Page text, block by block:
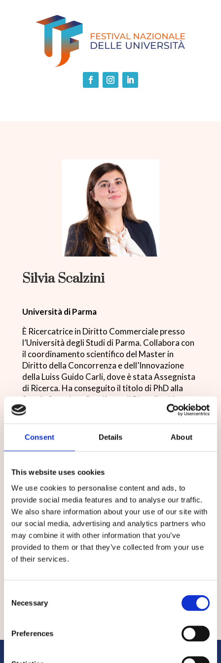
Consent Details About
This website uses cookies
We use cookies to personalise content and ads, to
provide social media features and to analyse our traffic.
We also share information about your use of our site with
our social media, advertising and analytics partners who
may combine it with other information that you’ve
provided to them or that they’ve collected from your use
of their services.
Selection
Necessary
Preferences
Silvia Scalzini
Università di Parma
È Ricercatrice in Diritto Commerciale presso
l’Università degli Studi di Parma. Collabora con
il coordinamento scientifico del Master in
Diritto della Concorrenza e dell’Innovazione
della Luiss Guido Carli, dove è stata Assegnista
di Ricerca. Ha conseguito il titolo di PhD alla
Scuola Superiore Sant’Anna di Pisa, di cui è stata
anche Allieva ordinaria. È stata borsista presso
Competition, München, Visiting Professor
Suisse de Droit Comparé, Lausanne.
Tra altri incarichi, è affiliata al CID-Ethics del
CNR e svolge le funzioni di Segretario
dell’Associazione Preite per lo Studio del Diritto
dell’Impresa.
Autrice di pubblicazioni scientifiche, partecipa
regolarmente come relatrice a convegni e
seminari nazionali ed internazionali in materia di